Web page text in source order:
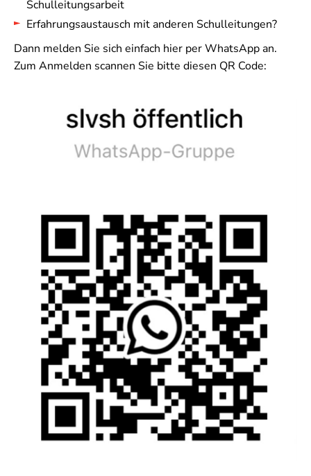
Schulleitungsarbeit
Erfahrungsaustausch mit anderen Schulleitungen?
Dann melden Sie sich einfach hier per WhatsApp an.
Zum Anmelden scannen Sie bitte diesen QR Code: